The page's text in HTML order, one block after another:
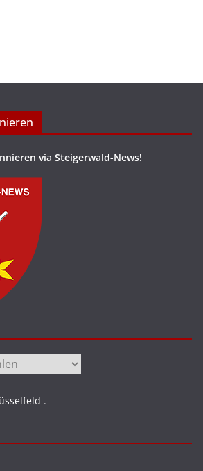
via Steigerwald-News!
.